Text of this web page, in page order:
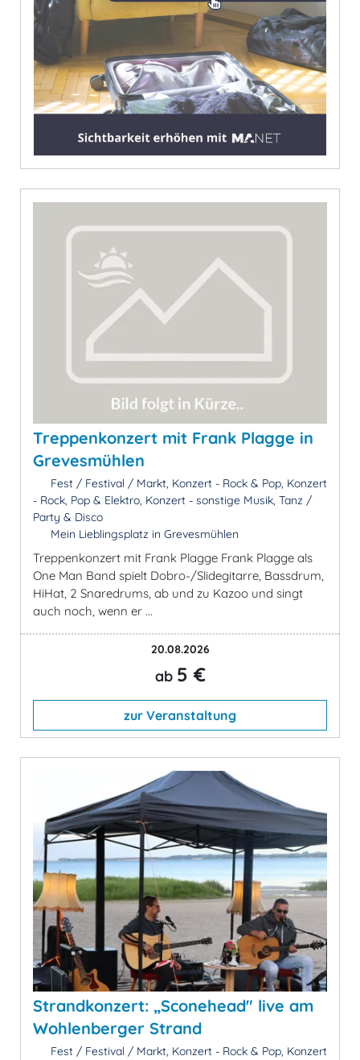
Treppenkonzert mit Frank Plagge in
Grevesmühlen
Fest / Festival / Markt, Konzert - Rock & Pop, Konzert
- Rock, Pop & Elektro, Konzert - sonstige Musik, Tanz /
Party & Disco
Mein Lieblingsplatz in Grevesmühlen
Treppenkonzert mit Frank Plagge Frank Plagge als
One Man Band spielt Dobro-/Slidegitarre, Bassdrum,
HiHat, 2 Snaredrums, ab und zu Kazoo und singt
auch noch, wenn er ...
20.08.2026
ab 5 €
zur Veranstaltung
Strandkonzert: „Sconehead" live am
Wohlenberger Strand
Fest / Festival / Markt, Konzert - Rock & Pop, Konzert